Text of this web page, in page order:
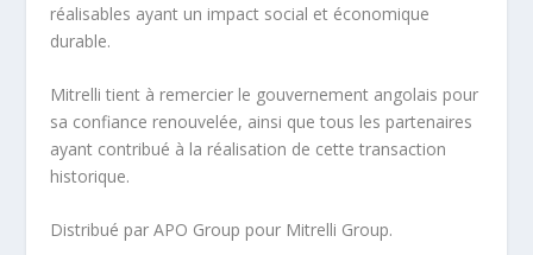
réalisables ayant un impact social et économique
durable.
Mitrelli tient à remercier le gouvernement angolais pour
sa confiance renouvelée, ainsi que tous les partenaires
ayant contribué à la réalisation de cette transaction
historique.
Distribué par APO Group pour Mitrelli Group.